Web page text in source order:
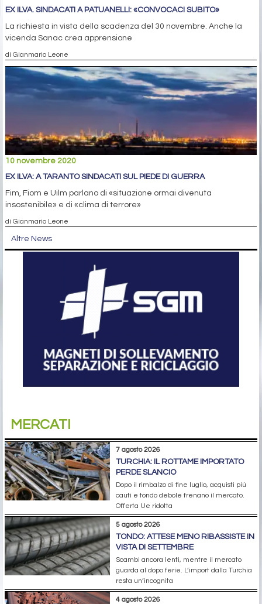
EX ILVA. SINDACATI A PATUANELLI: «CONVOCACI SUBITO»
La richiesta in vista della scadenza del 30 novembre. Anche la
vicenda Sanac crea apprensione
di Gianmario Leone
10 novembre 2020
EX ILVA: A TARANTO SINDACATI SUL PIEDE DI GUERRA
Fim, Fiom e Uilm parlano di «situazione ormai divenuta
insostenibile» e di «clima di terrore»
di Gianmario Leone
Altre News
MERCATI
7 agosto 2026
TURCHIA: IL ROTTAME IMPORTATO
PERDE SLANCIO
Dopo il rimbalzo di fine luglio, acquisti più
cauti e tondo debole frenano il mercato.
Offerta Ue ridotta
5 agosto 2026
TONDO: ATTESE MENO RIBASSISTE IN
VISTA DI SETTEMBRE
Scambi ancora lenti, mentre il mercato
guarda al dopo ferie. L’import dalla Turchia
resta un’incognita
4 agosto 2026